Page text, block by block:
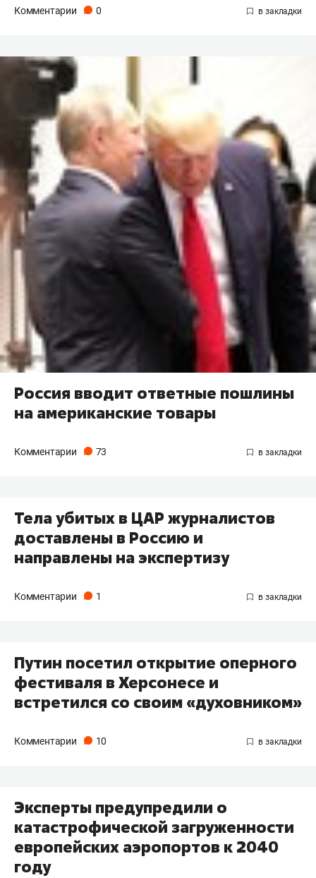
Комментарии 0
Россия вводит ответные пошлины
на американские товары
Комментарии 73
Тела убитых в ЦАР журналистов
доставлены в Россию и
направлены на экспертизу
Комментарии 1
Путин посетил открытие оперного
фестиваля в Херсонесе и
встретился со своим «духовником»
Комментарии 10
Эксперты предупредили о
катастрофической загруженности
европейских аэропортов к 2040
году